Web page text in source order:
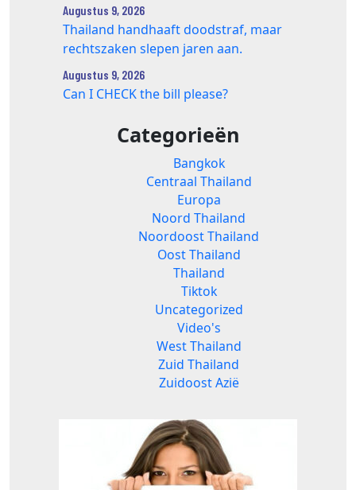
Augustus 9, 2026
Thailand handhaaft doodstraf, maar
rechtszaken slepen jaren aan.
Augustus 9, 2026
Can I CHECK the bill please?
Categorieën
Bangkok
Centraal Thailand
Europa
Noord Thailand
Noordoost Thailand
Oost Thailand
Thailand
Tiktok
Uncategorized
Video's
West Thailand
Zuid Thailand
Zuidoost Azië